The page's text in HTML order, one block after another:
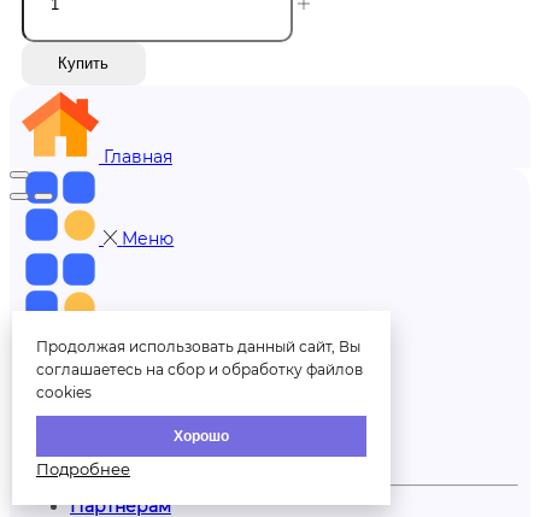
Купить
Главная
Меню
+7 (812) 606-70-00
Обратный звонок
Партнерам
Продолжая использовать данный сайт, Вы
соглашаетесь на сбор и обработку файлов
cookies
Хорошо
Подробнее